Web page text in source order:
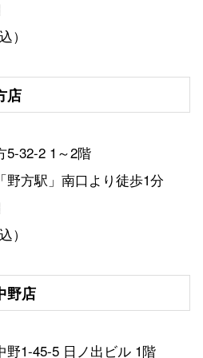
）
店
5-32-2 1～2階
野方駅」南口より徒歩1分
）
野店
1-45-5 日ノ出ビル 1階